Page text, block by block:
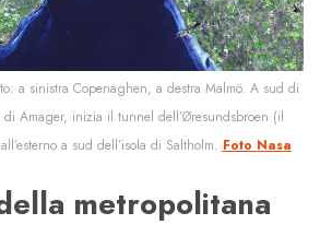
a sinistra Copenaghen, a destra Malmö. A sud di
di Amager, inizia il tunnel dell’Øresundsbroen (il
a sud dell’isola di Saltholm. Foto Nasa
metropolitana